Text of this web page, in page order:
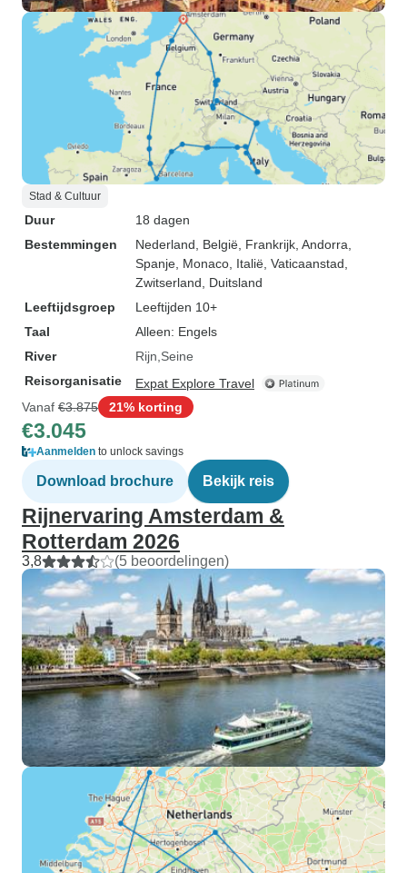
Stad & Cultuur
Duur
18 dagen
Bestemmingen
Nederland , België , Frankrijk , Andorra
Spanje , Monaco , Italië , Vaticaanstad
Zwitserland , Duitsland
Leeftijdsgroep
Leeftijden 10+
Taal
Alleen: Engels
River
Rijn Seine
Reisorganisatie
Expat Explore Travel
Vanaf €3.875 21% korting
€3.045
Aanmelden to unlock savings
Download brochure Bekijk reis
Rijnervaring Amsterdam &
Rotterdam 2026
3,8 (5 beoordelingen)